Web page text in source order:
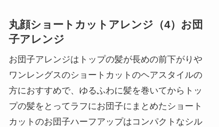
丸顔ショートカットアレンジ（4）お団
子アレンジ
お団子アレンジはトップの髪が長めの前下がりや
ワンレングスのショートカットのヘアスタイルの
方におすすめで、ゆるふわに髪を巻いてからトッ
プの髪をとってラフにお団子にまとめたショート
カットのお団子ハーフアップはコンパクトなシル